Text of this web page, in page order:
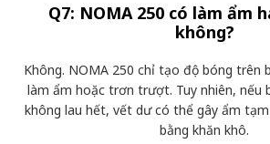
Q7: NOMA 250 có làm ẩm
không?
Không. NOMA 250 chỉ tạo độ bóng trên
làm ẩm hoặc trơn trượt. Tuy nhiên, nếu
không lau hết, vết dư có thể gây ẩm
bằng khăn khô.